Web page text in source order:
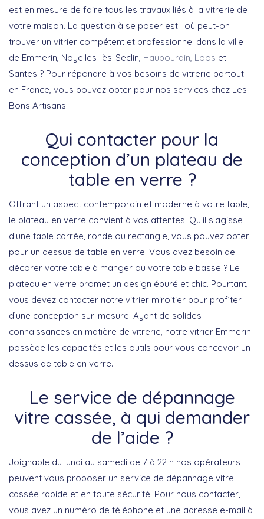
est en mesure de faire tous les travaux liés à la vitrerie de
votre maison. La question à se poser est : où peut-on
trouver un vitrier compétent et professionnel dans la ville
de Emmerin, Noyelles-lès-Seclin, Haubourdin, Loos et
Santes ? Pour répondre à vos besoins de vitrerie partout
en France, vous pouvez opter pour nos services chez Les
Bons Artisans.
Qui contacter pour la
conception d’un plateau de
table en verre ?
Offrant un aspect contemporain et moderne à votre table,
le plateau en verre convient à vos attentes. Qu’il s’agisse
d’une table carrée, ronde ou rectangle, vous pouvez opter
pour un dessus de table en verre. Vous avez besoin de
décorer votre table à manger ou votre table basse ? Le
plateau en verre promet un design épuré et chic. Pourtant,
vous devez contacter notre vitrier miroitier pour profiter
d’une conception sur-mesure. Ayant de solides
connaissances en matière de vitrerie, notre vitrier Emmerin
possède les capacités et les outils pour vous concevoir un
dessus de table en verre.
Le service de dépannage
vitre cassée, à qui demander
de l’aide ?
Joignable du lundi au samedi de 7 à 22 h nos opérateurs
peuvent vous proposer un service de dépannage vitre
cassée rapide et en toute sécurité. Pour nous contacter,
vous avez un numéro de téléphone et une adresse e-mail à